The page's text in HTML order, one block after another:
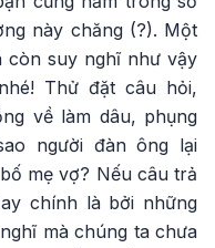
này chăng (?). Một
còn suy nghĩ như vậy
Thử đặt câu hỏi,
về làm dâu, phụng
người đàn ông lại
mẹ vợ? Nếu câu trả
chính là bởi những
mà chúng ta chưa